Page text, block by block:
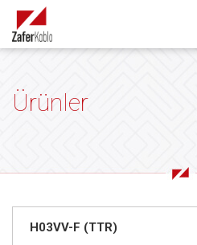
Ürünler